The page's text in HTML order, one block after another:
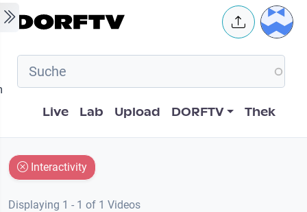
Skip to main content User
Hauptnavigation
Live Lab Upload DORFTV Thek
Interactivity
Displaying 1 - 1 of 1 Videos